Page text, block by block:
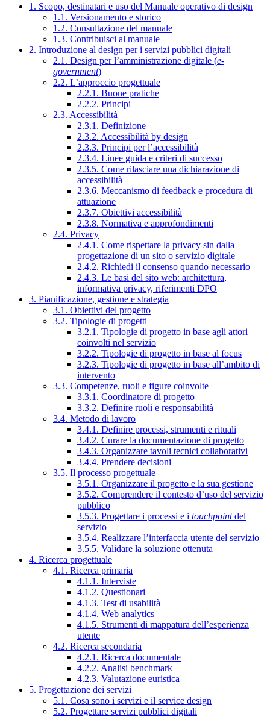
1. Scopo, destinatari e uso del Manuale operativo di design
1.1. Versionamento e storico
1.2. Consultazione del manuale
1.3. Contribuisci al manuale
2. Introduzione al design per i servizi pubblici digitali
2.1. Design per l’amministrazione digitale (e-
government)
2.2. L’approccio progettuale
2.2.1. Buone pratiche
2.2.2. Principi
2.3. Accessibilità
2.3.1. Definizione
2.3.2. Accessibilità by design
2.3.3. Principi per l’accessibilità
2.3.4. Linee guida e criteri di successo
2.3.5. Come rilasciare una dichiarazione di
accessibilità
2.3.6. Meccanismo di feedback e procedura di
attuazione
2.3.7. Obiettivi accessibilità
2.3.8. Normativa e approfondimenti
2.4. Privacy
2.4.1. Come rispettare la privacy sin dalla
progettazione di un sito o servizio digitale
2.4.2. Richiedi il consenso quando necessario
2.4.3. Le basi del sito web: architettura,
informativa privacy, riferimenti DPO
3. Pianificazione, gestione e strategia
3.1. Obiettivi del progetto
3.2. Tipologie di progetti
3.2.1. Tipologie di progetto in base agli attori
coinvolti nel servizio
3.2.2. Tipologie di progetto in base al focus
3.2.3. Tipologie di progetto in base all’ambito di
intervento
3.3. Competenze, ruoli e figure coinvolte
3.3.1. Coordinatore di progetto
3.3.2. Definire ruoli e responsabilità
3.4. Metodo di lavoro
3.4.1. Definire processi, strumenti e rituali
3.4.2. Curare la documentazione di progetto
3.4.3. Organizzare tavoli tecnici collaborativi
3.4.4. Prendere decisioni
3.5. Il processo progettuale
3.5.1. Organizzare il progetto e la sua gestione
3.5.2. Comprendere il contesto d’uso del servizio
pubblico
3.5.3. Progettare i processi e i touchpointdel
servizio
3.5.4. Realizzare l’interfaccia utente del servizio
3.5.5. Validare la soluzione ottenuta
4. Ricerca progettuale
4.1. Ricerca primaria
4.1.1. Interviste
4.1.2. Questionari
4.1.3. Test di usabilità
4.1.4. Web analytics
4.1.5. Strumenti di mappatura dell’esperienza
utente
4.2. Ricerca secondaria
4.2.1. Ricerca documentale
4.2.2. Analisi benchmark
4.2.3. Valutazione euristica
5. Progettazione dei servizi
5.1. Cosa sono i servizi e il service design
5.2. Progettare servizi pubblici digitali